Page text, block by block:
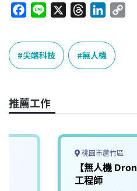
c
e
b
o
k
n
e
r
e
a
n
k
e
n
k
尖端科技 無人機
推薦工作
桃園市蘆竹區
【無人機
工程師